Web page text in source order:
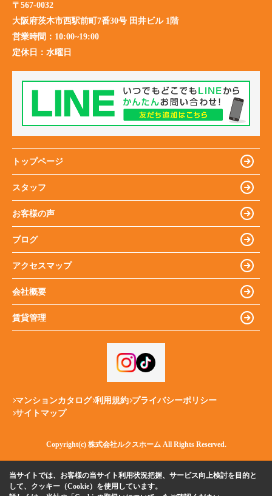
〒567-0032
大阪府茨木市西駅前町7番30号 田井ビル 1階
営業時間： 10:00~19:00
定休日： 水曜日
トップページ
スタッフ
お客様の声
ブログ
アクセスマップ
会社概要
賃貸管理
マンションカタログ 利用規約 プライバシーポリシー
サイトマップ
Copyright(c) 株式会社ルクスホーム All Rights Reserved.
当サイトでは、お客様の当サイト利用状況把握、サービス向上検討を目的と
して、クッキー（Cookie）を使用しています。